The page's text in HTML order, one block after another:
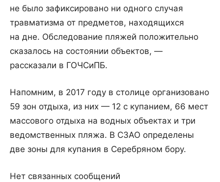
не было зафиксировано ни одного случая
травматизма от предметов, находящихся
на дне. Обследование пляжей положительно
сказалось на состоянии объектов, —
рассказали в ГОЧСиПБ.
Напомним, в 2017 году в столице организовано
59 зон отдыха, из них — 12 с купанием, 66 мест
массового отдыха на водных объектах и три
ведомственных пляжа. В СЗАО определены
две зоны для купания в Серебряном бору.
Нет связанных сообщений